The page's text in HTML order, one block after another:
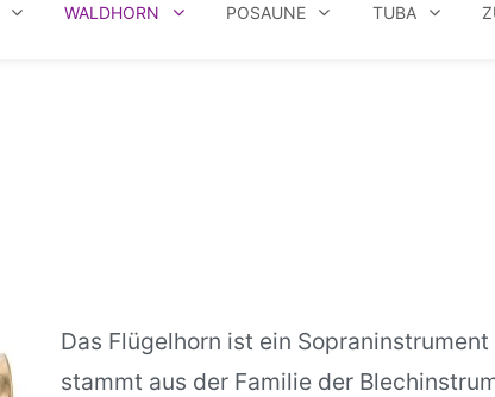
WALDHORN POSAUNE TUBA
Das Flügelhorn ist ein Sopraninstrument
stammt aus der Familie der